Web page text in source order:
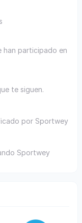
han participado en
te siguen.
por Sportwey
Sportwey